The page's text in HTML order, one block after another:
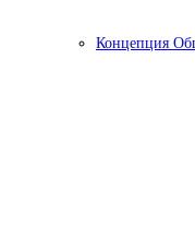
Концепция